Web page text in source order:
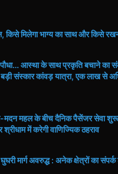
मिलेगा भाग्य का साथ और किसे
पौधा… आस्था के साथ प्रकृति बचाने का
संस्कार कांवड़ यात्रा, एक लाख से
मदन महल के बीच दैनिक पैसेंजर सेवा
में करेगी वाणिज्यिक ठहराव
मार्ग अवरुद्ध : अनेक क्षेत्रों का संपर्क